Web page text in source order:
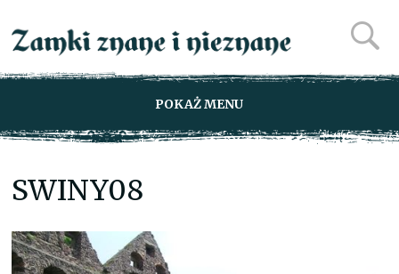
POKAŻ MENU
SWINY08